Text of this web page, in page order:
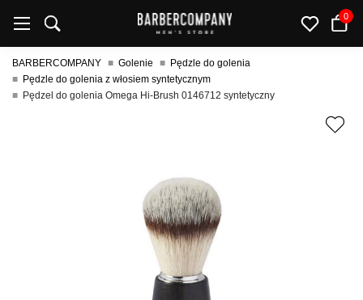
0
BARBERCOMPANY Golenie
Pędzle do golenia
Pędzle do golenia z włosiem syntetycznym
Pędzel do golenia Omega Hi-Brush 0146712 syntetyczny